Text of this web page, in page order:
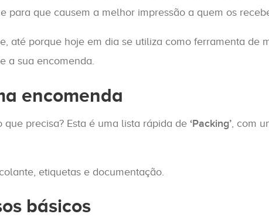
para que causem a melhor impressão a quem os
até porque hoje em dia se utiliza como ferramenta de
a sua encomenda.
encomenda
precisa? Esta é uma lista rápida de ‘Packing’, com
etiquetas e documentação.
básicos